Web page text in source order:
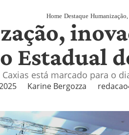
Home Destaque
Estadual
está marcado para o
Karine Bergozza